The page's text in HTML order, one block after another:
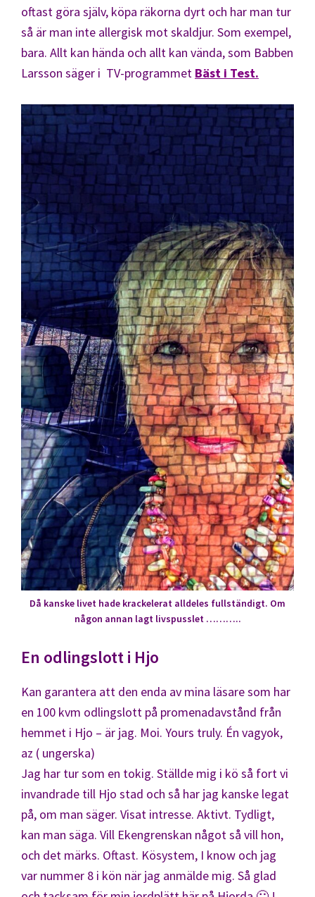
oftast göra själv, köpa räkorna dyrt och har man tur
så är man inte allergisk mot skaldjur. Som exempel,
bara. Allt kan hända och allt kan vända, som Babben
Larsson säger i TV-programmet Bäst i Test.
Då kanske livet hade krackelerat alldeles fullständigt. Om
någon annan lagt livspusslet ………..
En odlingslott i Hjo
Kan garantera att den enda av mina läsare som har
en 100 kvm odlingslott på promenadavstånd från
hemmet i Hjo – är jag. Moi. Yours truly. Én vagyok,
az ( ungerska)
Jag har tur som en tokig. Ställde mig i kö så fort vi
invandrade till Hjo stad och så har jag kanske legat
på, om man säger. Visat intresse. Aktivt. Tydligt,
kan man säga. Vill Ekengrenskan något så vill hon,
och det märks. Oftast. Kösystem, I know och jag
var nummer 8 i kön när jag anmälde mig. Så glad